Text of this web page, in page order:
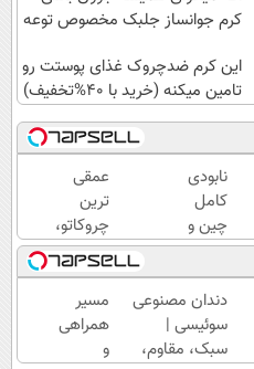
کرم جوانساز جلبک مخصوص توعه
این کرم ضدچروک غذای پوستت رو
تامین میکنه (خرید با 40%تخفیف)
نابودی
کامل
چین و
چروک
با کرم
آلمانی۴۰٪تخفیف
عمقی
ترین
چروکاتو،
با این
کرم
جوانساز،
صاف
کن!
دندان مصنوعی
سوئیسی |
سبک، مقاوم،
مسیر
همراهی
و